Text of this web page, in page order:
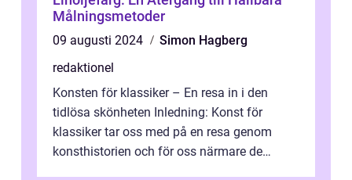
Målningsmetoder
09 augusti 2024
Simon Hagberg
redaktionel
Konsten för klassiker – En resa in i den
tidlösa skönheten Inledning: Konst för
klassiker tar oss med på en resa genom
konsthistorien och för oss närmare de